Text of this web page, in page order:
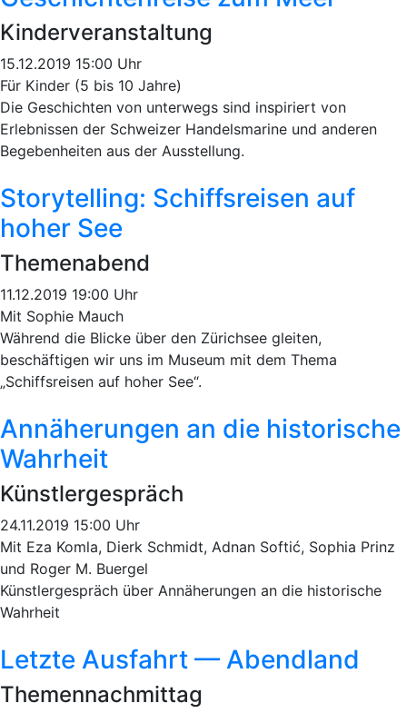
Kinderveranstaltung
15.12.2019 15:00 Uhr
Für Kinder (5 bis 10 Jahre)
Die Geschichten von unterwegs sind inspiriert von
Erlebnissen der Schweizer Handelsmarine und anderen
Begebenheiten aus der Ausstellung.
Storytelling: Schiffsreisen auf
hoher See
Themenabend
11.12.2019 19:00 Uhr
Mit Sophie Mauch
Während die Blicke über den Zürichsee gleiten,
beschäftigen wir uns im Museum mit dem Thema
„Schiffsreisen auf hoher See“.
Annäherungen an die historische
Wahrheit
Künstlergespräch
24.11.2019 15:00 Uhr
Mit Eza Komla, Dierk Schmidt, Adnan Softić, Sophia Prinz
und Roger M. Buergel
Künstlergespräch über Annäherungen an die historische
Wahrheit
Letzte Ausfahrt — Abendland
Themennachmittag